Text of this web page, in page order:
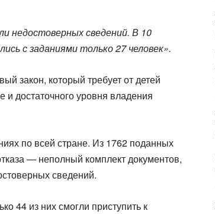
недостоверных сведений. В 10
с заданиями только 27 человек».​
закон, который требует от детей
и достаточного уровня владения
по всей стране. Из 1762 поданных
— неполный комплект документов,
сведений.
44 из них смогли приступить к